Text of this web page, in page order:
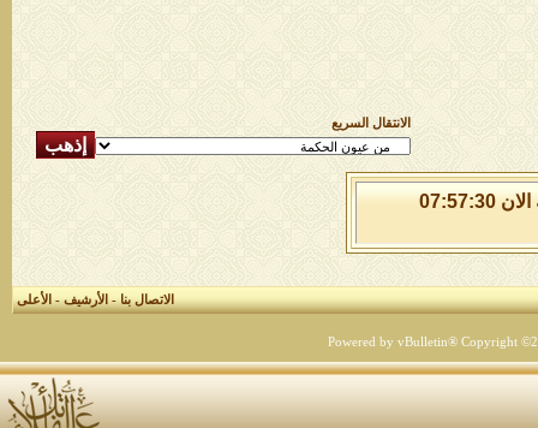
الانتقال السريع
الاحد 9 من اغسطس 2026 , الساعة الان 07:57:30
الاتصال بنا-الأرشيف-الأعلى
Powered by vBulletin® Copyright